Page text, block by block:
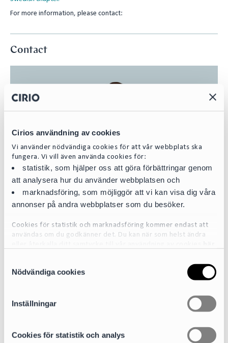
Cirios användning av cookies
Vi använder nödvändiga cookies för att vår webbplats ska
fungera. Vi vill även använda cookies för:
statistik, som hjälper oss att göra förbättringar genom
att analysera hur du använder webbplatsen och
marknadsföring, som möjliggör att vi kan visa dig våra
annonser på andra webbplatser som du besöker.
Cookies för statistik och marknadsföring kommer endast att
användas om du godkänner det. Du kan när som helst ändra
För mer detaljerad information om de cookies vi använder, se
vår Cookiepolicy, som finns tillgänglig
Nödvändiga cookies
Inställningar
Cookies för statistik och analys
For more information, please contact:
Contact
Jesper Johansson
jesper.johansson@cirio.se
+46 76 617 08 15
Areas of expertise